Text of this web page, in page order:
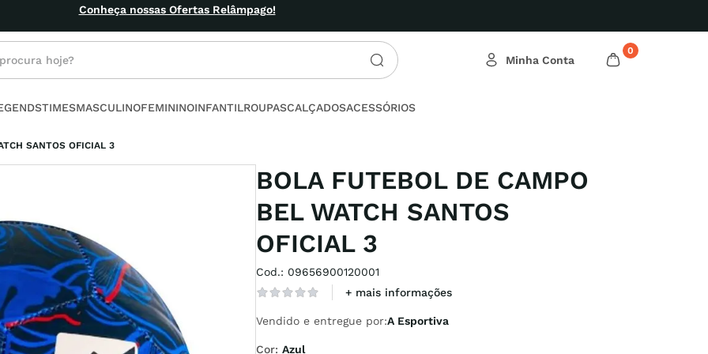
Frete grátis acima de R$ 199
hoje? 0
TIMESMASCULINOFEMININOINFANTILROUPASCALÇADOSACESSÓRIOS
SANTOS OFICIAL 3
BOLA FUTEBOL DE CAMPO
BEL WATCH SANTOS
OFICIAL 3
Cod.: 09656900120001
+ mais informações
Vendido e entregue por:A Esportiva
Cor: Azul
buscados